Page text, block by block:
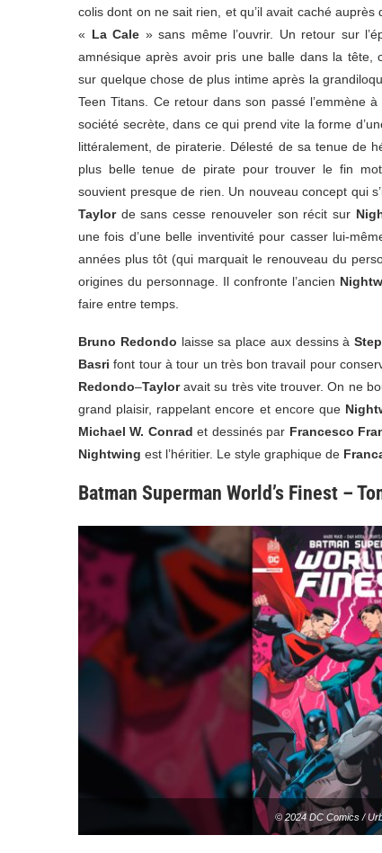
colis dont on ne sait rien, et qu’il avait caché auprès
« La Cale » sans même l’ouvrir. Un retour sur
amnésique après avoir pris une balle dans la tête,
sur quelque chose de plus intime après la
Teen Titans. Ce retour dans son passé l’emmène
société secrète, dans ce qui prend vite la forme
littéralement, de piraterie. Délesté de sa tenue de
plus belle tenue de pirate pour trouver le fin
souvient presque de rien. Un nouveau concept qui
Taylorde sans cesse renouveler son récit sur
une fois d’une belle inventivité pour casser lui-
années plus tôt (qui marquait le renouveau du
origines du personnage. Il confronte l’ancien
faire entre temps.
Bruno Redondo laisse sa place aux dessins à
Basri font tour à tour un très bon travail pour
Redondo–Tayloravait su très vite trouver. On ne
grand plaisir, rappelant encore et encore que
Michael W. Conrad et dessinés par Francesco
Nightwing est l’héritier. Le style graphique de
Batman Superman World’s Finest –
© 2024 DC Comics /